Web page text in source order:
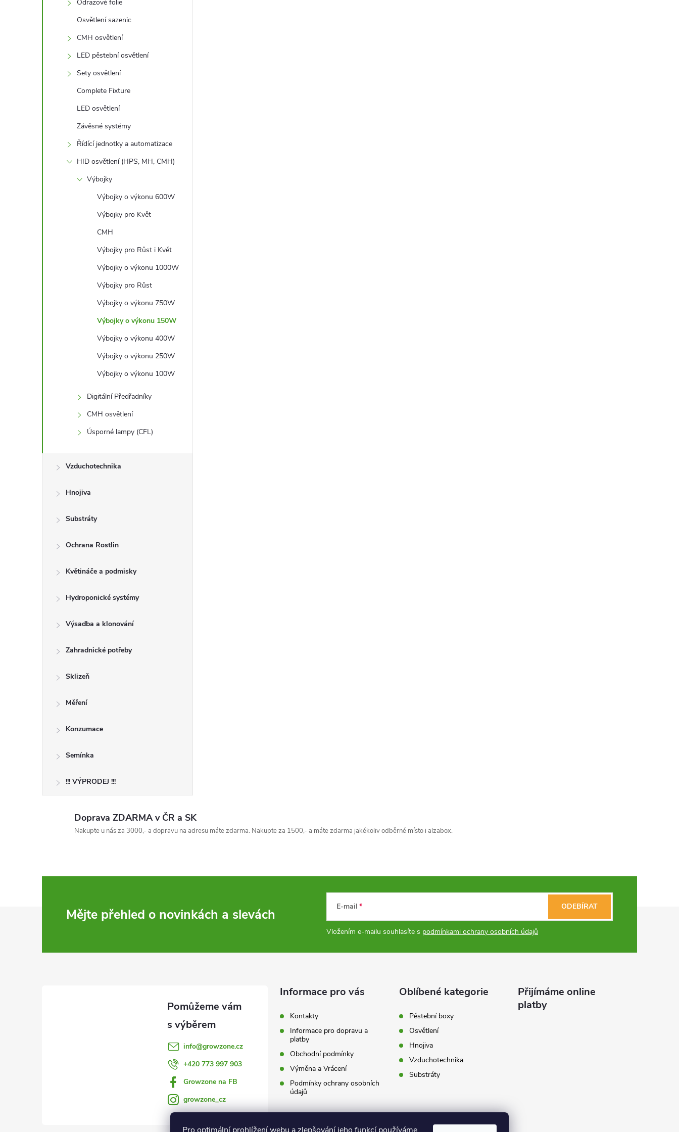
Odrazové folie
Osvětlení sazenic
CMH osvětlení
LED pěstební osvětlení
Sety osvětlení
Complete Fixture
LED osvětlení
Závěsné systémy
Řídící jednotky a automatizace
HID osvětlení (HPS, MH, CMH)
Výbojky
Výbojky o výkonu 600W
Výbojky pro Květ
CMH
Výbojky pro Růst i Květ
Výbojky o výkonu 1000W
Výbojky pro Růst
Výbojky o výkonu 750W
Výbojky o výkonu 150W
Výbojky o výkonu 400W
Výbojky o výkonu 250W
Výbojky o výkonu 100W
Digitální Předřadníky
CMH osvětlení
Úsporné lampy (CFL)
Vzduchotechnika
Hnojiva
Substráty
Ochrana Rostlin
Květináče a podmisky
Hydroponické systémy
Výsadba a klonování
Zahradnické potřeby
Sklizeň
Měření
Konzumace
Semínka
!!! VÝPRODEJ !!!
Doprava ZDARMA v ČR a SK
Nakupte u nás za 3000,- a dopravu na adresu máte zdarma. Nakupte za 1500,- a máte zdarma jakékoliv odběrné místo i alzabox.
Mějte přehled o novinkách a slevách E-mail
Vložením e-mailu souhlasíte s podmínkami ochrany osobních údajů
ODEBÍRAT
info@growzone.cz
+420 773 997 903
Growzone na FB
growzone_cz
Informace pro vás
Kontakty
Informace pro dopravu a
platby
Obchodní podmínky
Výměna a Vrácení
Podmínky ochrany osobních
údajů
Oblíbené kategorie
Pěstební boxy
Osvětlení
Hnojiva
Vzduchotechnika
Substráty
Přijímáme online
platby